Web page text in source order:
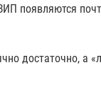
появляются
достаточно, а